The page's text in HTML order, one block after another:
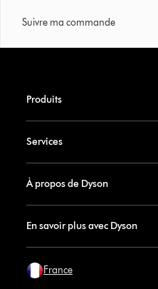
Suivre ma commande
Produits
Services
À propos de Dyson
En savoir plus avec Dyson
France